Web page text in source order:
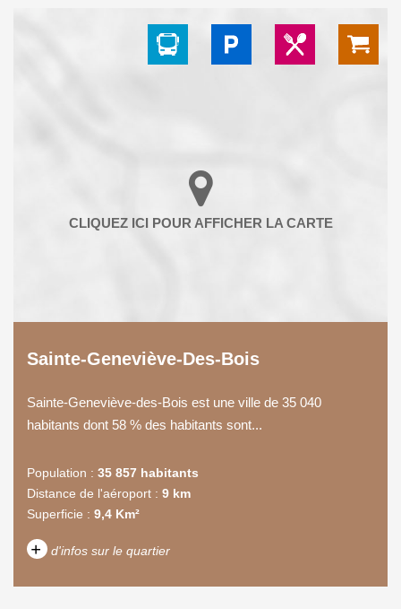
Sainte-Geneviève-Des-Bois
Sainte-Geneviève-des-Bois est une ville de 35 040
habitants dont 58 % des habitants sont...
Population : 35 857 habitants
Distance de l'aéroport : 9 km
Superficie : 9,4 Km²
+ d'infos sur le quartier